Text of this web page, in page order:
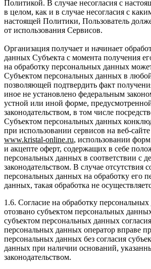
Политикой. В случае несогласия с
в целом, как и в случае несогласия с
настоящей Политики, Пользователь
от использования Сервисов.
Организация получает и начинает
данных Субъекта с момента получения
на обработку персональных данных
Субъектом персональных данных в
позволяющей подтвердить факт
иное не установлено федеральным
устной или иной форме,
законодательством, в том числе
Субъектом персональных данных
при использовании сервисов на веб-
www.kristal-online.ru, использовании
и акцепте оферт, содержащих в себе
персональных данных в соответствии с
законодательством. В случае отсутствия
персональных данных на обработку его
данных, такая обработка не
1.6. Согласие на обработку
отозвано субъектом персональных
субъектом персональных данных
персональных данных оператор вправе
персональных данных без согласия
данных при наличии оснований,
законодательством.